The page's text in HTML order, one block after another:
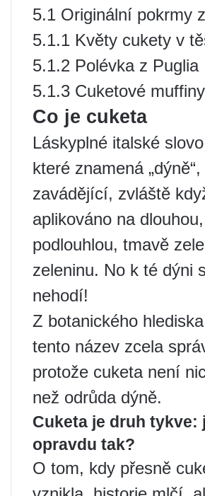
5.1 Originální pokrmy
5.1.1 Květy cukety v
5.1.2 Polévka z Puglia
5.1.3 Cuketové muffiny
Co je cuketa
Láskyplné italské slovo
které znamená „dýně“,
zavádějící, zvláště
aplikováno na dlouhou,
podlouhlou, tmavě
zeleninu. No k té dýni
nehodí!
Z botanického
tento název zcela
protože cuketa není
než odrůda dýně.
Cuketa je druh tykve:
opravdu tak?
O tom, kdy přesně